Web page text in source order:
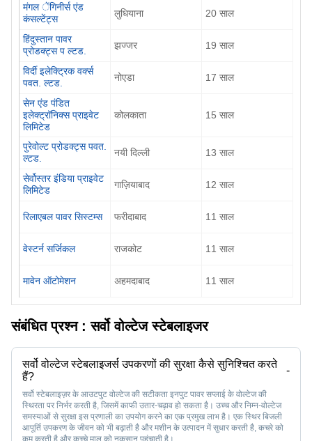
मंगल ेंगिनीर्स एंड
कंसल्टेंट्स
लुधियाना 20 साल
हिंदुस्तान पावर
प्रोडक्ट्स प ल्टड.
झज्जर 19 साल
विर्दी इलेक्ट्रिक वर्क्स
पवत. ल्टड.
नोएडा 17 साल
सेन एंड पंडित
इलेक्ट्रॉनिक्स प्राइवेट
लिमिटेड
कोलकाता 15 साल
पुरेवोल्ट प्रोडक्ट्स पवत.
ल्टड.
नयी दिल्ली 13 साल
सेर्वोस्तर इंडिया प्राइवेट
लिमिटेड
गाज़ियाबाद 12 साल
रिलाएबल पावर सिस्टम्स फरीदाबाद 11 साल
वेस्टर्न सर्जिकल राजकोट 11 साल
मावेन ऑटोमेशन अहमदाबाद 11 साल
संबंधित प्रश्न :सर्वो वोल्टेज स्टेबलाइजर
सर्वो वोल्टेज स्टेबलाइजर्स उपकरणों की सुरक्षा कैसे सुनिश्चित करते
हैं?
-
सर्वो स्टेबलाइज़र के आउटपुट वोल्टेज की सटीकता इनपुट पावर सप्लाई के वोल्टेज की
स्थिरता पर निर्भर करती है, जिसमें काफी उतार-चढ़ाव हो सकता है। उच्च और निम्न-वोल्टेज
समस्याओं से सुरक्षा इस प्रणाली का उपयोग करने का एक प्रमुख लाभ है। एक स्थिर बिजली
आपूर्ति उपकरण के जीवन को भी बढ़ाती है और मशीन के उत्पादन में सुधार करती है, कचरे को
कम करती है और कच्चे माल को नुकसान पहुंचाती है।